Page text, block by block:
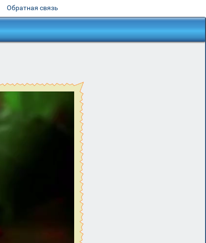
Обратная связь